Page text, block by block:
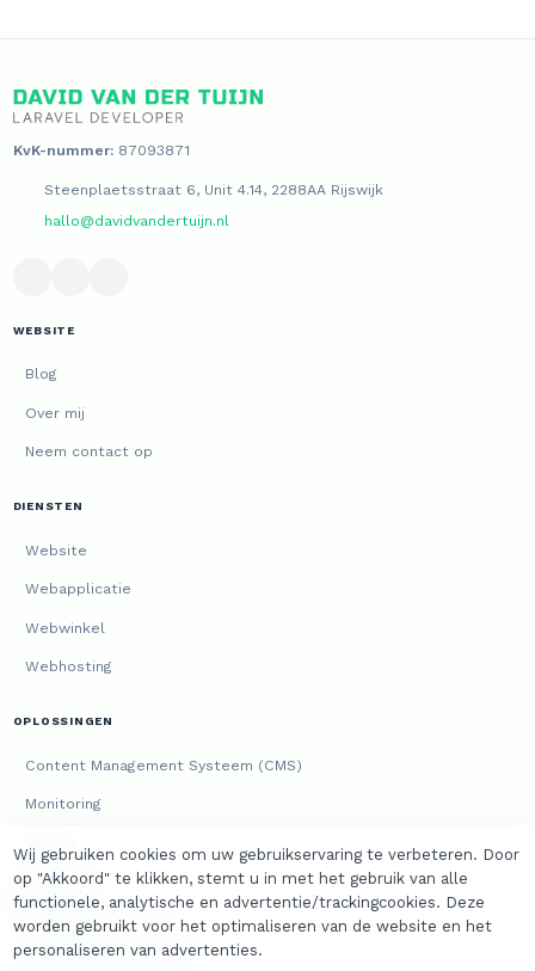
KvK-nummer:87093871
Steenplaetsstraat 6, Unit 4.14, 2288AA Rijswijk
hallo@davidvandertuijn.nl
WEBSITE
Blog
Over mij
Neem contact op
DIENSTEN
Website
Webapplicatie
Webwinkel
Webhosting
OPLOSSINGEN
Content Management Systeem (CMS)
Monitoring
JURIDISCH
Algemene voorwaarden
Wij gebruiken cookies om uw gebruikservaring te verbeteren. Door
op "Akkoord" te klikken, stemt u in met het gebruik van alle
functionele, analytische en advertentie/trackingcookies. Deze
worden gebruikt voor het optimaliseren van de website en het
personaliseren van advertenties.